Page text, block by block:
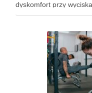
dyskomfort przy
przy zakładaniu